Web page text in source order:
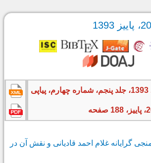
معرفت ادیان، سال 1393، جلد پنجم، شماره چهارم، پیاپی
صفحه
گرایانه غلام احمد قادیانی و نقش آن در